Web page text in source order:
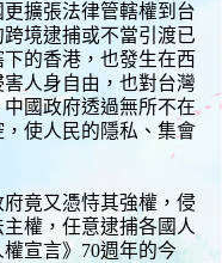
擴張法律管轄權到台
境逮捕或不當引渡已
的香港，也發生在西
人身自由，也對台灣
國政府透過無所不在
使人民的隱私、集會
竟又憑恃其強權，侵
權，任意逮捕各國人
宣言》70週年的今